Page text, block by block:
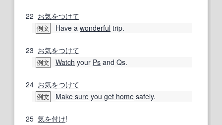
22 お気をつけて
例文 Have a wonderful trip.
23 お気をつけて
例文 Watch your Ps and Qs.
24 お気をつけて
例文 Make sure you get home safely.
25 気を付け!